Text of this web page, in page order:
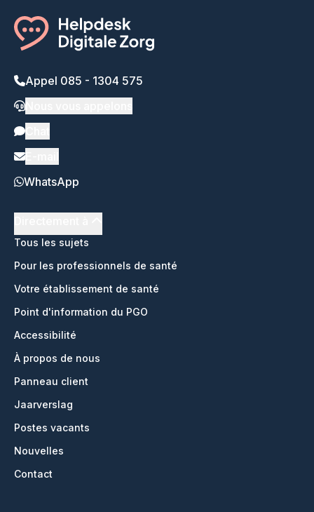
Appel 085 - 1304 575
WhatsApp
Tous les sujets
Pour les professionnels de santé
Votre établissement de santé
Point d'information du PGO
Accessibilité
À propos de nous
Panneau client
Jaarverslag
Postes vacants
Nouvelles
Contact